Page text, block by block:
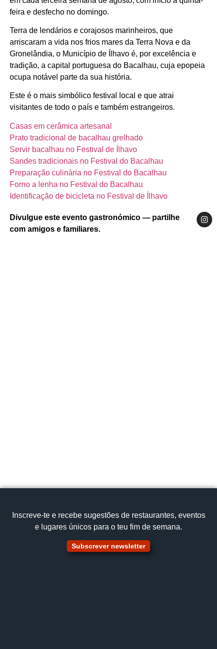
feira e desfecho no domingo.
Terra de lendários e corajosos marinheiros, que
arriscaram a vida nos frios mares da Terra Nova e da
Gronelândia, o Município de Ílhavo é, por excelência e
tradição, a capital portuguesa do Bacalhau, cuja epopeia
ocupa notável parte da sua história.
Este é o mais simbólico festival local e que atrai
visitantes de todo o país e também estrangeiros.
Casas em cerâmica artesanal
Prato tradicional de bacalhau grelhado
Servir bacalhau no Festival de Ílhavo
Sandes tradicionais no Festival do Bacalhau
Preparação culinária no Festival do Bacalhau
Forno a lenha no Festival do Bacalhau
Identificação de bicicleta no Festival de Ílhavo
Divulgue este evento gastronómico — partilhe
com amigos e familiares.
Inscreve‑te e recebe sugestões de restaurantes, eventos
e lugares únicos para o teu fim de semana.
Subscrever newsletter